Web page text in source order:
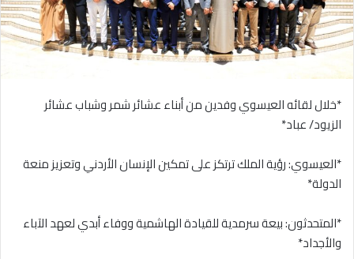
*خلال لقائه العيسوي وفدين من أبناء عشائر شمر وشباب عشائر
الزيود/ عباد*
*العيسوي: رؤية الملك ترتكز على تمكين الإنسان الأردني وتعزيز منعة
الدولة*
*المتحدثون: بيعة سرمدية للقيادة الهاشمية ووفاء أبدي لعهد الآباء
والأجداد*